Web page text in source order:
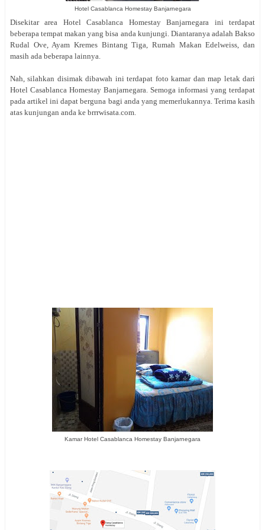
Hotel Casablanca Homestay Banjarnegara
Disekitar area Hotel Casablanca Homestay Banjarnegara ini terdapat
beberapa tempat makan yang bisa anda kunjungi. Diantaranya adalah Bakso
Rudal Ove, Ayam Kremes Bintang Tiga, Rumah Makan Edelweiss, dan
masih ada beberapa lainnya.
Nah, silahkan disimak dibawah ini terdapat foto kamar dan map letak dari
Hotel Casablanca Homestay Banjarnegara. Semoga informasi yang terdapat
pada artikel ini dapat berguna bagi anda yang memerlukannya. Terima kasih
atas kunjungan anda ke brrrwisata.com.
Kamar Hotel Casablanca Homestay Banjarnegara